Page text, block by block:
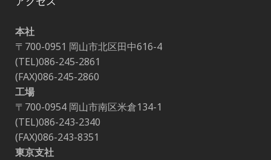
本社
〒700-0951 岡山市北区田中616-4
(TEL)086-245-2861
(FAX)086-245-2860
工場
〒700-0954 岡山市南区米倉134-1
(TEL)086-243-2340
(FAX)086-243-8351
東京支社